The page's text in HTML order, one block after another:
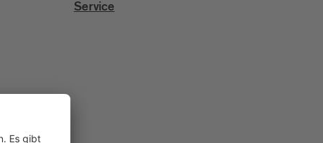
Service